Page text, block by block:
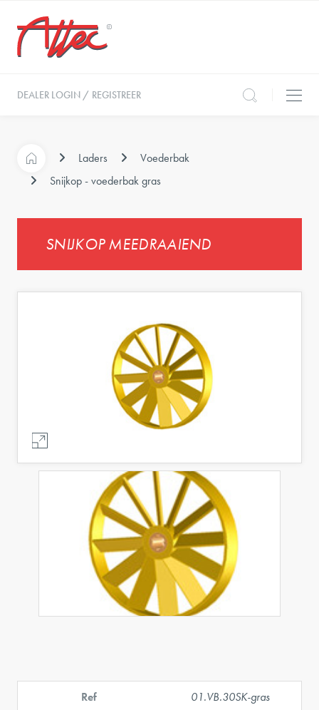
DEALER LOGIN / REGISTREER
Laders
Voederbak
Snijkop - voederbak gras
SNIJKOP MEEDRAAIEND
Ref 01.VB.30SK-gras